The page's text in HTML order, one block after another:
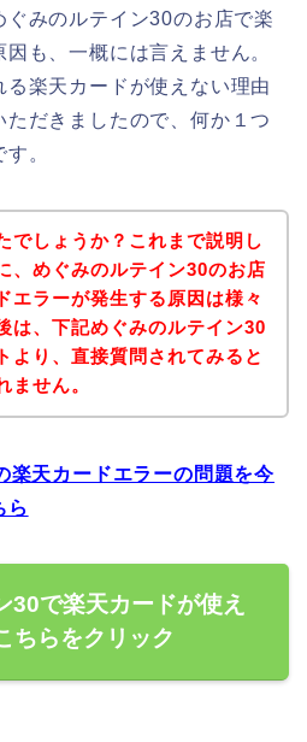
みのルテイン30のお店で楽
も、一概には言えません。
楽天カードが使えない理由
だきましたので、何か１つ
。
でしょうか？これまで説明し
、めぐみのルテイン30のお店
エラーが発生する原因は様々
は、下記めぐみのルテイン30
より、直接質問されてみると
ません。
楽天カードエラーの問題を今
ら
30で楽天カードが使え
ちらをクリック